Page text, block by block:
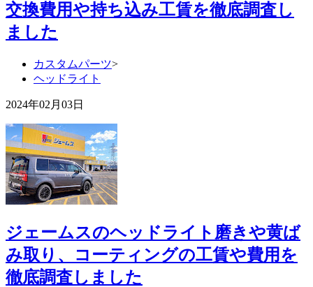
交換費用や持ち込み工賃を徹底調査し
ました
カスタムパーツ>
ヘッドライト
2024年02月03日
ジェームスのヘッドライト磨きや黄ば
み取り、コーティングの工賃や費用を
徹底調査しました